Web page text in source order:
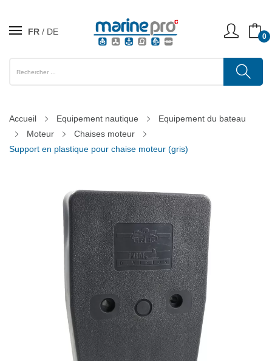
FR DE 0
Accueil Equipement nautique
Equipement du bateau
Moteur
Chaises moteur
Support en plastique pour chaise moteur (gris)